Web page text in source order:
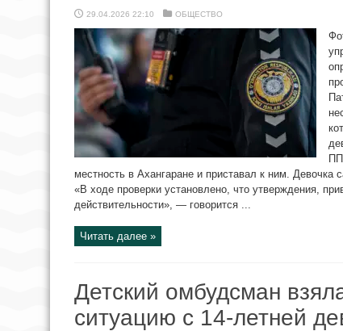
29.04.2026 22:10 ОБЩЕСТВО
местность в Ахангаране и приставал к ним. Девочка
«В ходе проверки установлено, что утверждения,
действительности», — говорится ...
Читать далее »
Детский омбудсман
ситуацию с 14-летней